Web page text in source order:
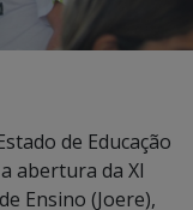
de Educação
abertura da XI
Ensino (Joere),